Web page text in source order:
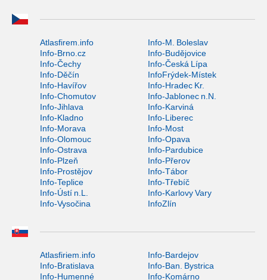
Atlasfirem.info
Info-M. Boleslav
Info-Brno.cz
Info-Budějovice
Info-Čechy
Info-Česká Lípa
Info-Děčín
InfoFrýdek-Místek
Info-Havířov
Info-Hradec Kr.
Info-Chomutov
Info-Jablonec n.N.
Info-Jihlava
Info-Karviná
Info-Kladno
Info-Liberec
Info-Morava
Info-Most
Info-Olomouc
Info-Opava
Info-Ostrava
Info-Pardubice
Info-Plzeň
Info-Přerov
Info-Prostějov
Info-Tábor
Info-Teplice
Info-Třebíč
Info-Ústí n.L.
Info-Karlovy Vary
Info-Vysočina
InfoZlín
Atlasfiriem.info
Info-Bardejov
Info-Bratislava
Info-Ban. Bystrica
Info-Humenné
Info-Komárno